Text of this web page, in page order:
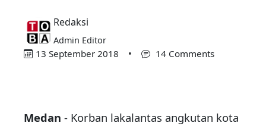
Redaksi
Admin Editor
13 September 2018 • 14 Comments
Medan - Korban lakalantas angkutan kota